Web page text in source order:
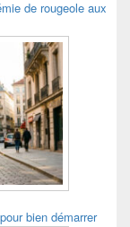
de rougeole aux
bien démarrer